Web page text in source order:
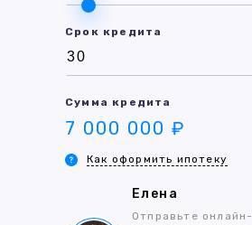
Срок кредита
Сумма кредита
7 000 000 ₽
Как оформить ипотеку
Елена
Отправьте онлайн-